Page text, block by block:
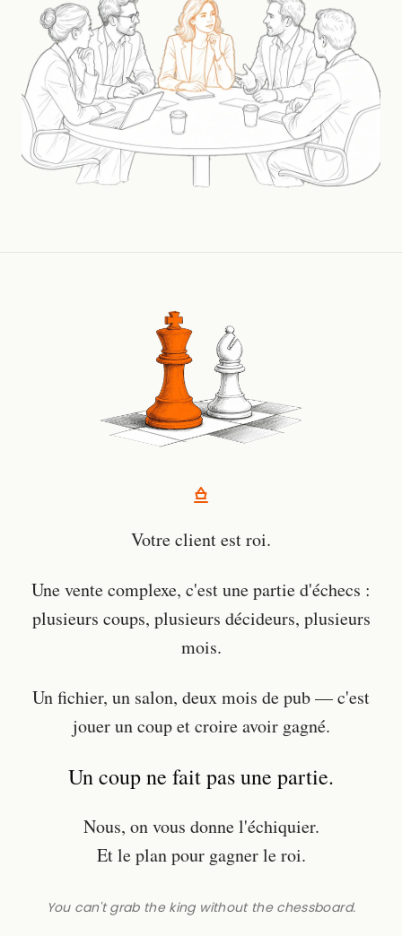
Votre client est roi.
Une vente complexe, c'est une partie d'échecs :
plusieurs coups, plusieurs décideurs, plusieurs
mois.
Un fichier, un salon, deux mois de pub — c'est
jouer un coup et croire avoir gagné.
Un coup ne fait pas une partie.
Nous, on vous donne l'échiquier.
Et le plan pour gagner le roi.
You can't grab the king without the chessboard.